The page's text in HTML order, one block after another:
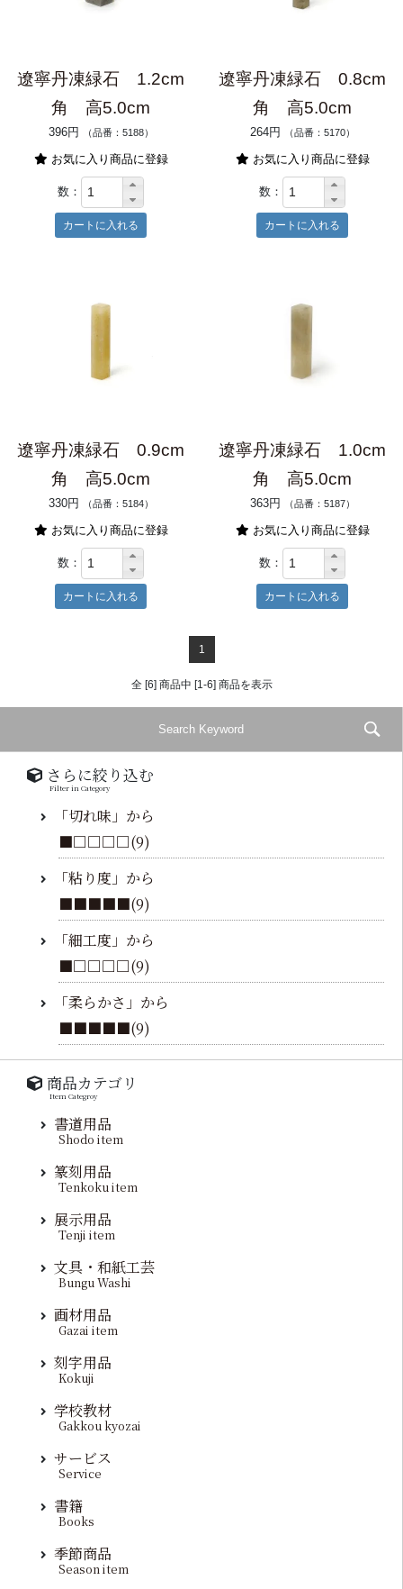
遼寧丹凍緑石 1.2cm
角 高5.0cm
396円 （品番：5188）
お気に入り商品に登録
数：
遼寧丹凍緑石 0.8cm
角 高5.0cm
264円 （品番：5170）
お気に入り商品に登録
数：
遼寧丹凍緑石 0.9cm
角 高5.0cm
330円 （品番：5184）
お気に入り商品に登録
数：
遼寧丹凍緑石 1.0cm
角 高5.0cm
363円 （品番：5187）
お気に入り商品に登録
数：
1
全 [6] 商品中 [1-6] 商品を表示
さらに絞り込む
Filter in Category
「切れ味」から
■□□□□(9)
「粘り度」から
■■■■■(9)
「細工度」から
■□□□□(9)
「柔らかさ」から
■■■■■(9)
商品カテゴリ
Item Categroy
書道用品
Shodo item
篆刻用品
Tenkoku item
展示用品
Tenji item
文具・和紙工芸
Bungu Washi
画材用品
Gazai item
刻字用品
Kokuji
学校教材
Gakkou kyozai
サービス
Service
書籍
Books
季節商品
Season item